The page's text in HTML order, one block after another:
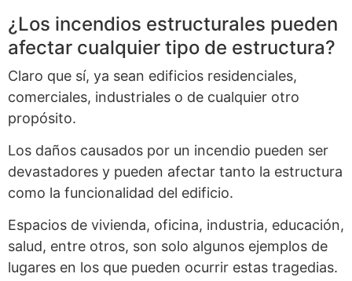
¿Los incendios estructurales pueden
afectar cualquier tipo de estructura?
Claro que sí, ya sean edificios residenciales,
comerciales, industriales o de cualquier otro
propósito.
Los daños causados por un incendio pueden ser
devastadores y pueden afectar tanto la estructura
como la funcionalidad del edificio.
Espacios de vivienda, oficina, industria, educación,
salud, entre otros, son solo algunos ejemplos de
lugares en los que pueden ocurrir estas tragedias.